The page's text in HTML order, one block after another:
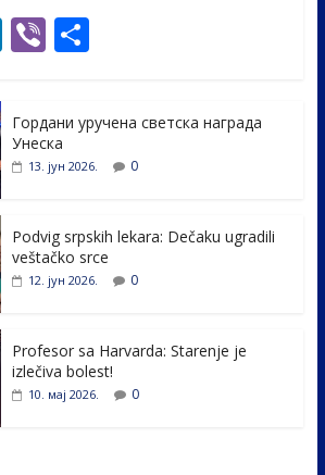
Li
e
dI
Vi S
e
Гордани уручена светска награда
Унеска
13. јун 2026. 0
Podvig srpskih lekara: Dečaku ugradili
veštačko srce
12. јун 2026. 0
Profesor sa Harvarda: Starenje je
izlečiva bolest!
10. мај 2026. 0